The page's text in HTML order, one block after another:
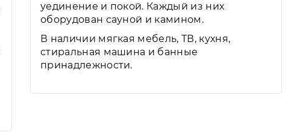
уединение и покой. Каждый из них
оборудован сауной и камином.
В наличии мягкая мебель, ТВ, кухня,
стиральная машина и банные
принадлежности.